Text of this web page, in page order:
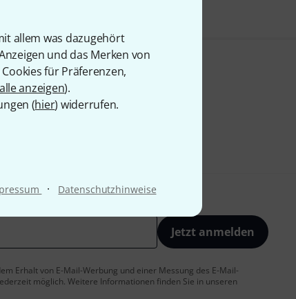
allem was dazugehört
und das Merken von
für Präferenzen,
alle anzeigen).
(hier) widerrufen.
· Datenschutzhinweise
Jetzt anmelden
Erhalt von E-Mail-Werbung und einer Messung des E-Mail-
möglich. Weitere Informationen finden Sie in unseren